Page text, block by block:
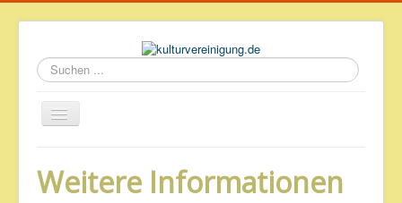
Suchen
...
Geschichte des Volkshauses
Weitere Informationen